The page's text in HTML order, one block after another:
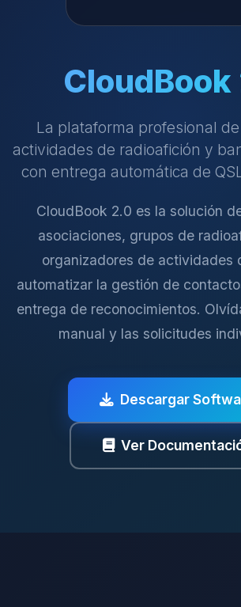
CloudBook
La plataforma profesional
actividades de radioafición y
con entrega automática de
CloudBook 2.0 es la solución
asociaciones, grupos de
organizadores de actividades
automatizar la gestión de
entrega de reconocimientos.
manual y las solicitudes
Descargar
Ver